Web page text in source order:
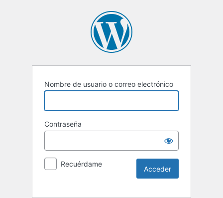
Nombre de usuario o correo electrónico
Contraseña
Recuérdame